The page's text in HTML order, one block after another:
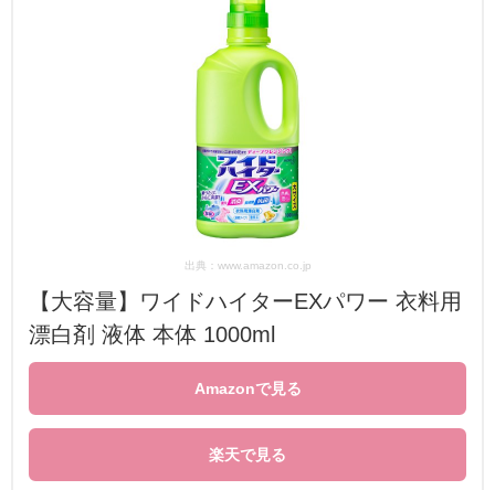
出典：www.amazon.co.jp
【大容量】ワイドハイターEXパワー 衣料用
漂白剤 液体 本体 1000ml
Amazonで見る
楽天で見る